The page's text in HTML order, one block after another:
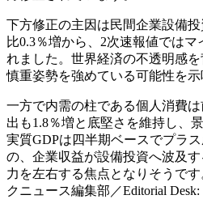
下方修正の主因は民間企業設備
比0.3％増から、2次速報値ではマ
れました。世界経済の不透明感
慎重姿勢を強めている可能性を示
一方で内需の柱である個人消費
出も1.8％増と底堅さを維持し、
実質GDPは四半期ベースでプラ
の、企業収益が設備投資へ波及
力を左右する焦点となりそうで
クニュース編集部／Editorial Desk: